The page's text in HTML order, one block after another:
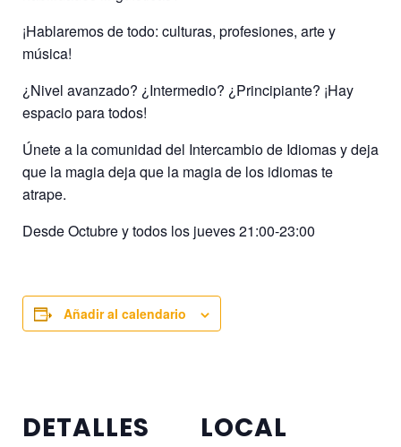
¡Hablaremos de todo: culturas, profesiones, arte y
música!
¿Nivel avanzado? ¿Intermedio? ¿Principiante? ¡Hay
espacio para todos!
Únete a la comunidad del Intercambio de Idiomas y deja
que la magia deja que la magia de los idiomas te
atrape.
Desde Octubre y todos los jueves 21:00-23:00
Añadir al calendario
DETALLES LOCAL